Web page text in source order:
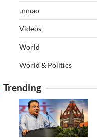
unnao
Videos
World
World & Politics
Trending